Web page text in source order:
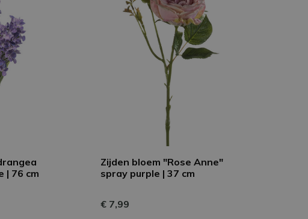
| 76 cm
Zijden bloem "Rose Anne"
spray purple | 37 cm
€ 7,99